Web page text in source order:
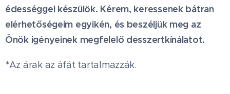
édességgel készülök. Kérem, keressenek bátran
elérhetőségeim egyikén, és beszéljük meg az
Önök igényeinek megfelelő desszertkínálatot.
*Az árak az áfát tartalmazzák.